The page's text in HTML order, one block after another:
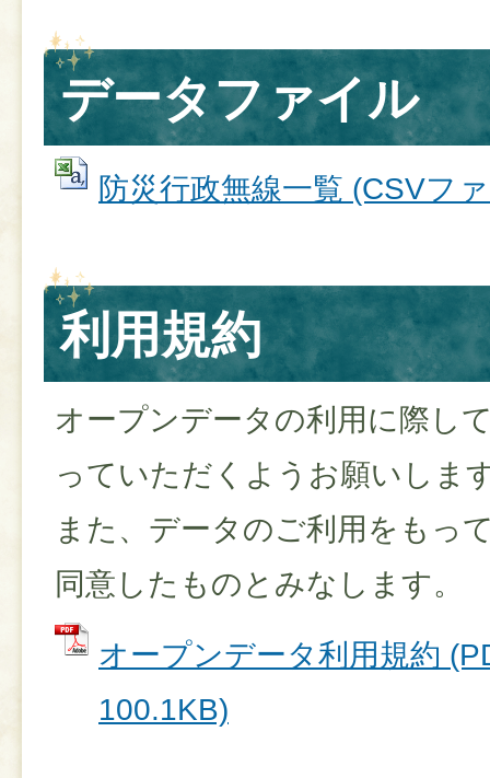
データファイル
防災行政無線一覧 (CSVフ
利用規約
オープンデータの利用に際し
っていただくようお願いしま
また、データのご利用をもっ
同意したものとみなします。
オープンデータ利用規約
100.1KB)